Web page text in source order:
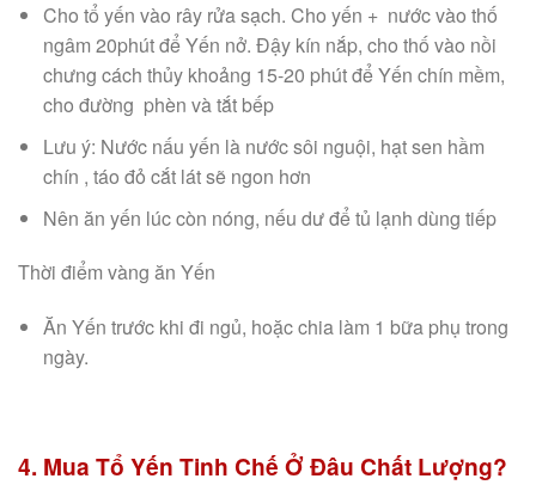
Cho tổ yến vào rây rửa sạch. Cho yến + nước vào thố
ngâm 20phút để Yến nở. Đậy kín nắp, cho thố vào nồi
chưng cách thủy khoảng 15-20 phút để Yến chín mềm,
cho đường phèn và tắt bếp
Lưu ý: Nước nấu yến là nước sôi nguội, hạt sen hầm
chín , táo đỏ cắt lát sẽ ngon hơn
Nên ăn yến lúc còn nóng, nếu dư để tủ lạnh dùng tiếp
Thời điểm vàng ăn Yến
Ăn Yến trước khi đi ngủ, hoặc chia làm 1 bữa phụ trong
ngày.
4. Mua Tổ Yến Tinh Chế Ở Đâu Chất Lượng?